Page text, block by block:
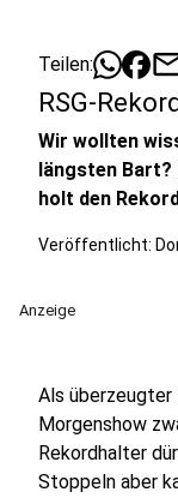
Teilen:
RSG-
Wir wollten
längsten Bart?
holt den
Veröffentlicht:
Anzeige
Als
Morgenshow
Rekordhalter
Stoppeln aber